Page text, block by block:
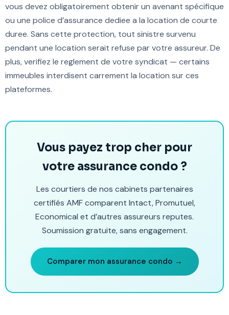
vous devez obligatoirement obtenir un avenant spécifique
ou une police d’assurance dediee a la location de courte
duree. Sans cette protection, tout sinistre survenu
pendant une location serait refuse par votre assureur. De
plus, verifiez le reglement de votre syndicat — certains
immeubles interdisent carrement la location sur ces
plateformes.
Vous payez trop cher pour
votre assurance condo ?
Les courtiers de nos cabinets partenaires
certifiés AMF comparent Intact, Promutuel,
Economical et d’autres assureurs reputes.
Soumission gratuite, sans engagement.
Comparer mon assurance condo →